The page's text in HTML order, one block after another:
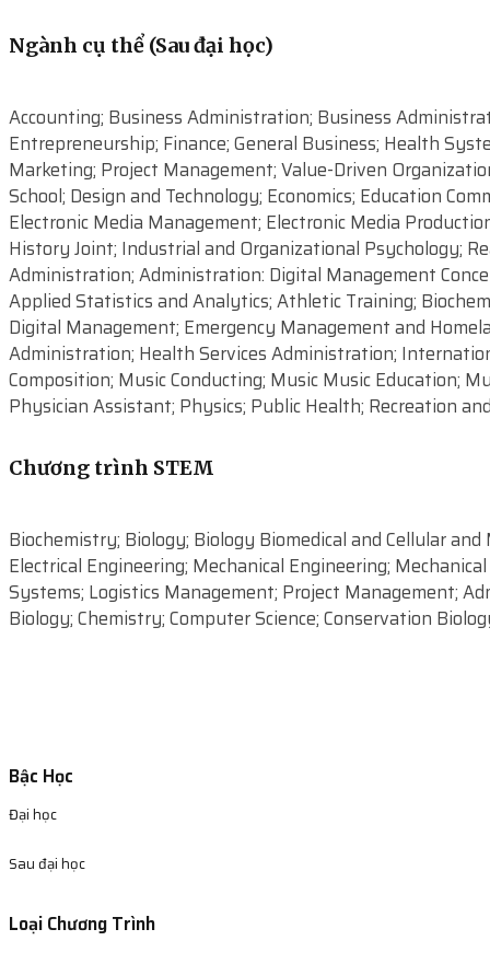
Bậc Học
Đại học
Sau đại học
Loại Chương Trình
Ngành cụ thể (Sau đại học)
Accounting; Business Administration; Business
Entrepreneurship; Finance; General Business; Health
Marketing; Project Management; Value-Driven
School; Design and Technology; Economics; Education
Electronic Media Management; Electronic Media
History Joint; Industrial and Organizational Psychology;
Administration; Administration: Digital Management
Applied Statistics and Analytics; Athletic Training;
Digital Management; Emergency Management and
Administration; Health Services Administration;
Composition; Music Conducting; Music Music Education;
Physician Assistant; Physics; Public Health; Recreation
Chương trình STEM
Biochemistry; Biology; Biology Biomedical and Cellular
Electrical Engineering; Mechanical Engineering;
Systems; Logistics Management; Project Management;
Biology; Chemistry; Computer Science; Conservation